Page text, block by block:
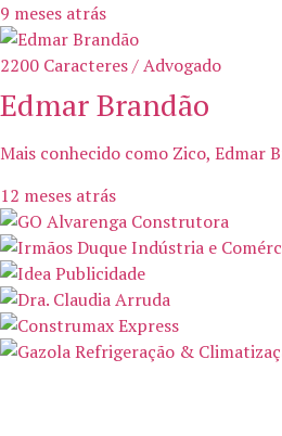
9 meses atrás
2200 Caracteres / Advogado
Edmar Brandão
Mais conhecido como Zico, Edmar
12 meses atrás